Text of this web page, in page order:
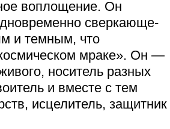
воплощение. Он
сверкающе-
и темным, что
мраке». Он —
носитель разных
и вместе с тем
исцелитель, защитник